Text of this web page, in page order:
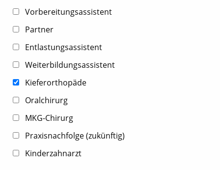
Vorbereitungsassistent
Partner
Entlastungsassistent
Weiterbildungsassistent
Kieferorthopäde
Oralchirurg
MKG-Chirurg
Praxisnachfolge (zukünftig)
Kinderzahnarzt